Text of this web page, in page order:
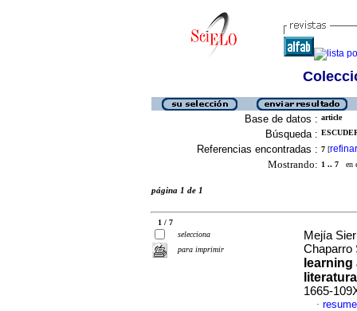
Base de datos : article
Búsqueda :
Referencias encontradas : 7 [refinar
Mostrando: 1 .. 7 en
página 1 de 1
1 / 7
selecciona
para imprimir
Mejía
Chaparro
1665-
·